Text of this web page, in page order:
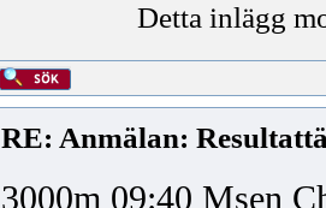
Detta inlägg
RE: Anmälan:
3000m 09:40 Msen